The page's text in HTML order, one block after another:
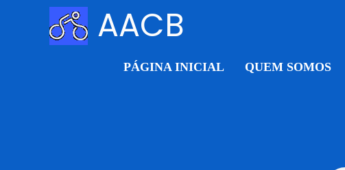
AACB
PÁGINA INICIAL QUEM SOMOS